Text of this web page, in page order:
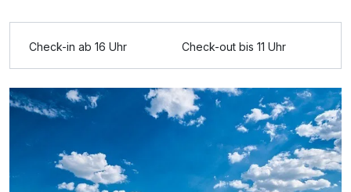
Zusatznächte
Für 5 Tage p.P. ab 860,00 €
Check-in ab 16 Uhr Check-out bis 11 Uhr